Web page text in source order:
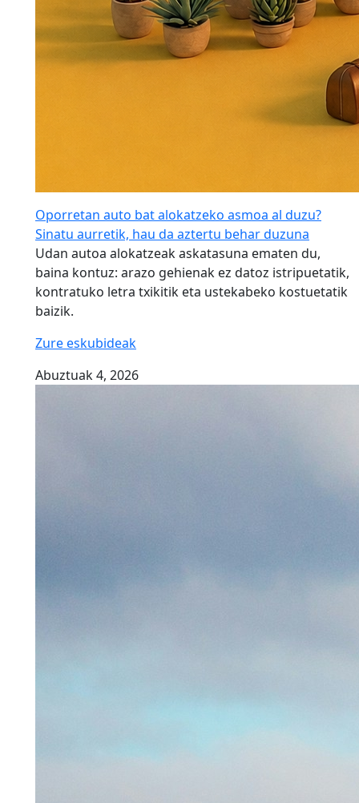
Oporretan auto bat alokatzeko asmoa al duzu?
Sinatu aurretik, hau da aztertu behar duzuna
Udan autoa alokatzeak askatasuna ematen du,
baina kontuz: arazo gehienak ez datoz istripuetatik,
kontratuko letra txikitik eta ustekabeko kostuetatik
baizik.
Zure eskubideak
Abuztuak 4, 2026